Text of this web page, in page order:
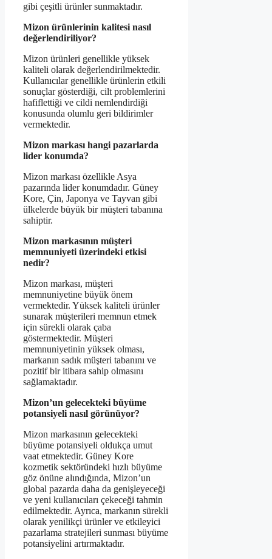
gibi çeşitli ürünler sunmaktadır.
Mizon ürünlerinin kalitesi nasıl
değerlendiriliyor?
Mizon ürünleri genellikle yüksek
kaliteli olarak değerlendirilmektedir.
Kullanıcılar genellikle ürünlerin etkili
sonuçlar gösterdiği, cilt problemlerini
hafiflettiği ve cildi nemlendirdiği
konusunda olumlu geri bildirimler
vermektedir.
Mizon markası hangi pazarlarda
lider konumda?
Mizon markası özellikle Asya
pazarında lider konumdadır. Güney
Kore, Çin, Japonya ve Tayvan gibi
ülkelerde büyük bir müşteri tabanına
sahiptir.
Mizon markasının müşteri
memnuniyeti üzerindeki etkisi
nedir?
Mizon markası, müşteri
memnuniyetine büyük önem
vermektedir. Yüksek kaliteli ürünler
sunarak müşterileri memnun etmek
için sürekli olarak çaba
göstermektedir. Müşteri
memnuniyetinin yüksek olması,
markanın sadık müşteri tabanını ve
pozitif bir itibara sahip olmasını
sağlamaktadır.
Mizon’un gelecekteki büyüme
potansiyeli nasıl görünüyor?
Mizon markasının gelecekteki
büyüme potansiyeli oldukça umut
vaat etmektedir. Güney Kore
kozmetik sektöründeki hızlı büyüme
göz önüne alındığında, Mizon’un
global pazarda daha da genişleyeceği
ve yeni kullanıcıları çekeceği tahmin
edilmektedir. Ayrıca, markanın sürekli
olarak yenilikçi ürünler ve etkileyici
pazarlama stratejileri sunması büyüme
potansiyelini artırmaktadır.